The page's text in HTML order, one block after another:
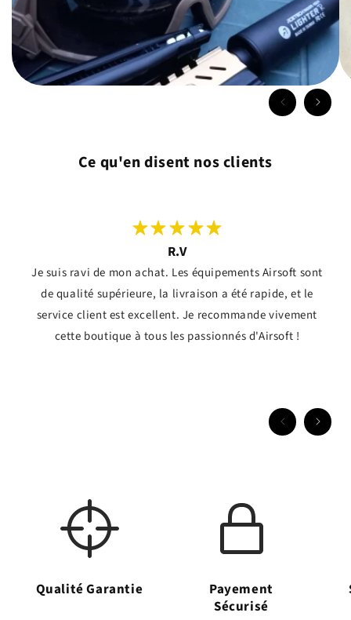
Ce qu'en disent nos clients
R.V
Je suis ravi de mon achat. Les équipements Airsoft sont
de qualité supérieure, la livraison a été rapide, et le
service client est excellent. Je recommande vivement
cette boutique à tous les passionnés d'Airsoft !
Qualité Garantie
Payement
Sécurisé